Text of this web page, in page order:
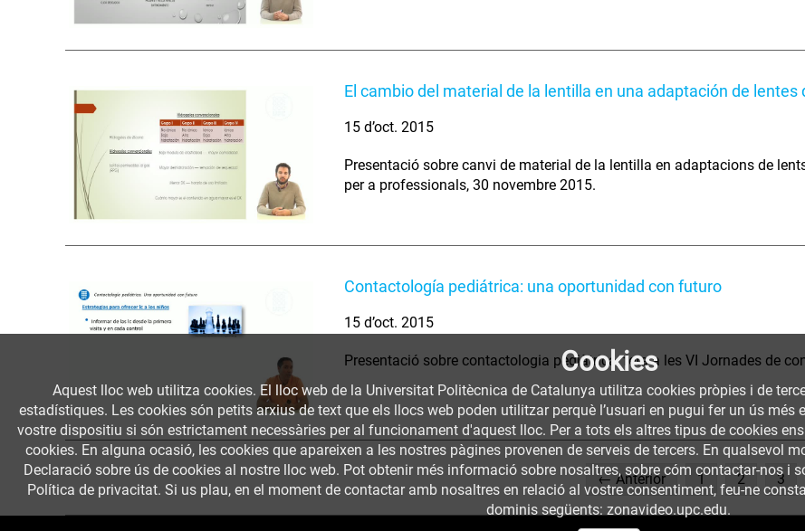
El cambio del material de la lentilla en una adaptación de lentes
15 d’oct. 2015
Presentació sobre canvi de material de la lentilla en adaptacions de
per a professionals, 30 novembre 2015.
Contactología pediátrica: una oportunidad con futuro
15 d’oct. 2015
Presentació sobre contactologia pediàtrica, feta a les VI Jornades de
← Anterior 1 2 3
Cookies
Aquest lloc web utilitza cookies. El lloc web de la Universitat Politècnica de Catalunya utilitza cookies pròpies i de
estadístiques. Les cookies són petits arxius de text que els llocs web poden utilitzar perquè l’usuari en pugui fer un ús
vostre dispositiu si són estrictament necessàries per al funcionament d'aquest lloc. Per a tots els altres tipus de cookies
cookies. En alguna ocasió, les cookies que apareixen a les nostres pàgines provenen de serveis de tercers. En qualsevol
Declaració sobre ús de cookies al nostre lloc web. Pot obtenir més informació sobre nosaltres, sobre cóm contactar-nos i
Política de privacitat. Si us plau, en el moment de contactar amb nosaltres en relació al vostre consentiment, feu-ne
dominis següents: zonavideo.upc.edu.